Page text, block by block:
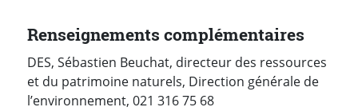
Renseignements complémentaires
DES, Sébastien Beuchat, directeur des ressources
et du patrimoine naturels, Direction générale de
l’environnement, 021 316 75 68